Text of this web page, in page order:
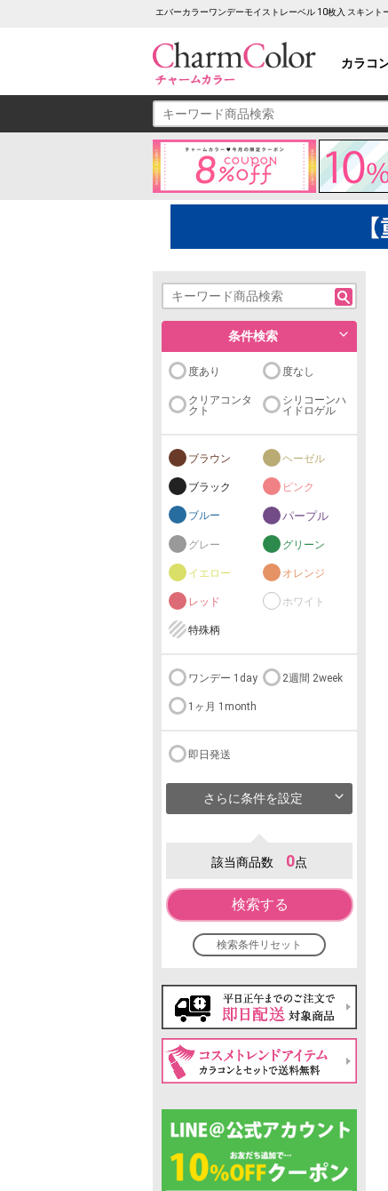
エバーカラーワンデーモイストレーベル 10枚入 スキント
カラコ
条件検索
度あり 度なし
クリアコンタ
クト
シリコーンハ
イドロゲル
ブラウン ヘーゼル
ブラック ピンク
ブルー パープル
グレー グリーン
イエロー オレンジ
レッド ホワイト
特殊柄
ワンデー 1day 2週間 2week
1ヶ月 1month
即日発送
さらに条件を設定
該当商品数 0点
検索する
検索条件リセット